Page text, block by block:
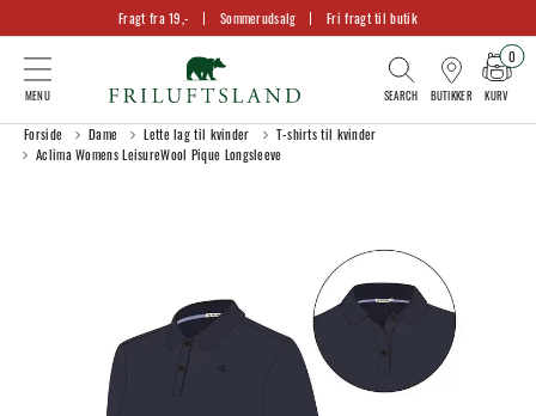
Fragt fra 19,- Sommerudsalg Fri fragt til butik
BUTIKKER KURV
0
Forside Dame Lette lag til kvinder
T-shirts til kvinder
Aclima Womens LeisureWool Pique Longsleeve